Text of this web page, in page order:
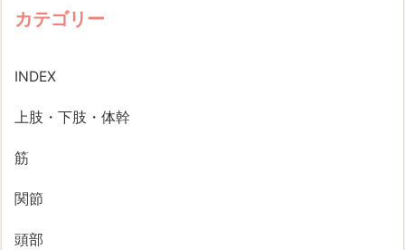
カテゴリー
INDEX
上肢・下肢・体幹
筋
関節
頭部